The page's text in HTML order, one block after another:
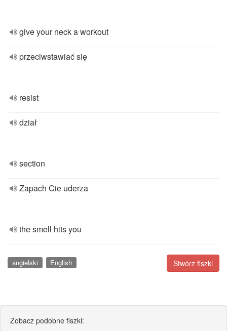
give your neck a workout
przeciwstawiać się
resist
dział
section
Zapach Cie uderza
the smell hits you
Stwórz fiszki
angielski English
Zobacz podobne fiszki: